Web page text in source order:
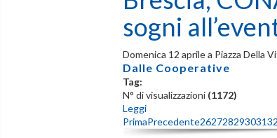
sogni
Domenica 12 aprile a Piazza Della
Dalle Cooperative
Tag:
N° di visualizzazioni (1172)
Leggi
PrimaPrecedente26272829303132